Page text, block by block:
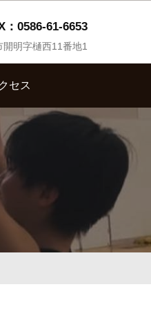
：0586-61-6653
明字樋西11番地1
セス